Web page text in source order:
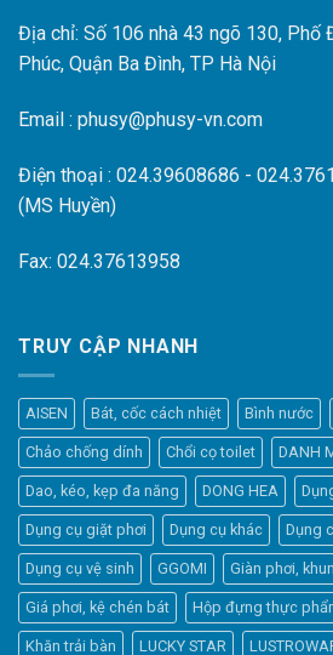
Địa chỉ: Số 106 nhà 43 ngõ 130, Phố
Phúc, Quận Ba Đình, TP Hà Nội
Email : phusy@phusy-vn.com
Điện thoại : 024.39608686 -
(MS Huyền)
Fax: 024.37613958
TRUY CẬP NHANH
AISEN Bát, cốc cách nhiệt Bình nước
Chảo chống dính Chổi cọ toilet DANH
Dao, kéo, kẹp đa năng DONG HEA
Dụng cụ giặt phơi Dụng cụ khác Dụng
Dụng cụ vệ sinh GGOMI Giàn phơi,
Giá phơi, kệ chén bát Hộp đựng thực
Khăn trải bàn LUCKY STAR